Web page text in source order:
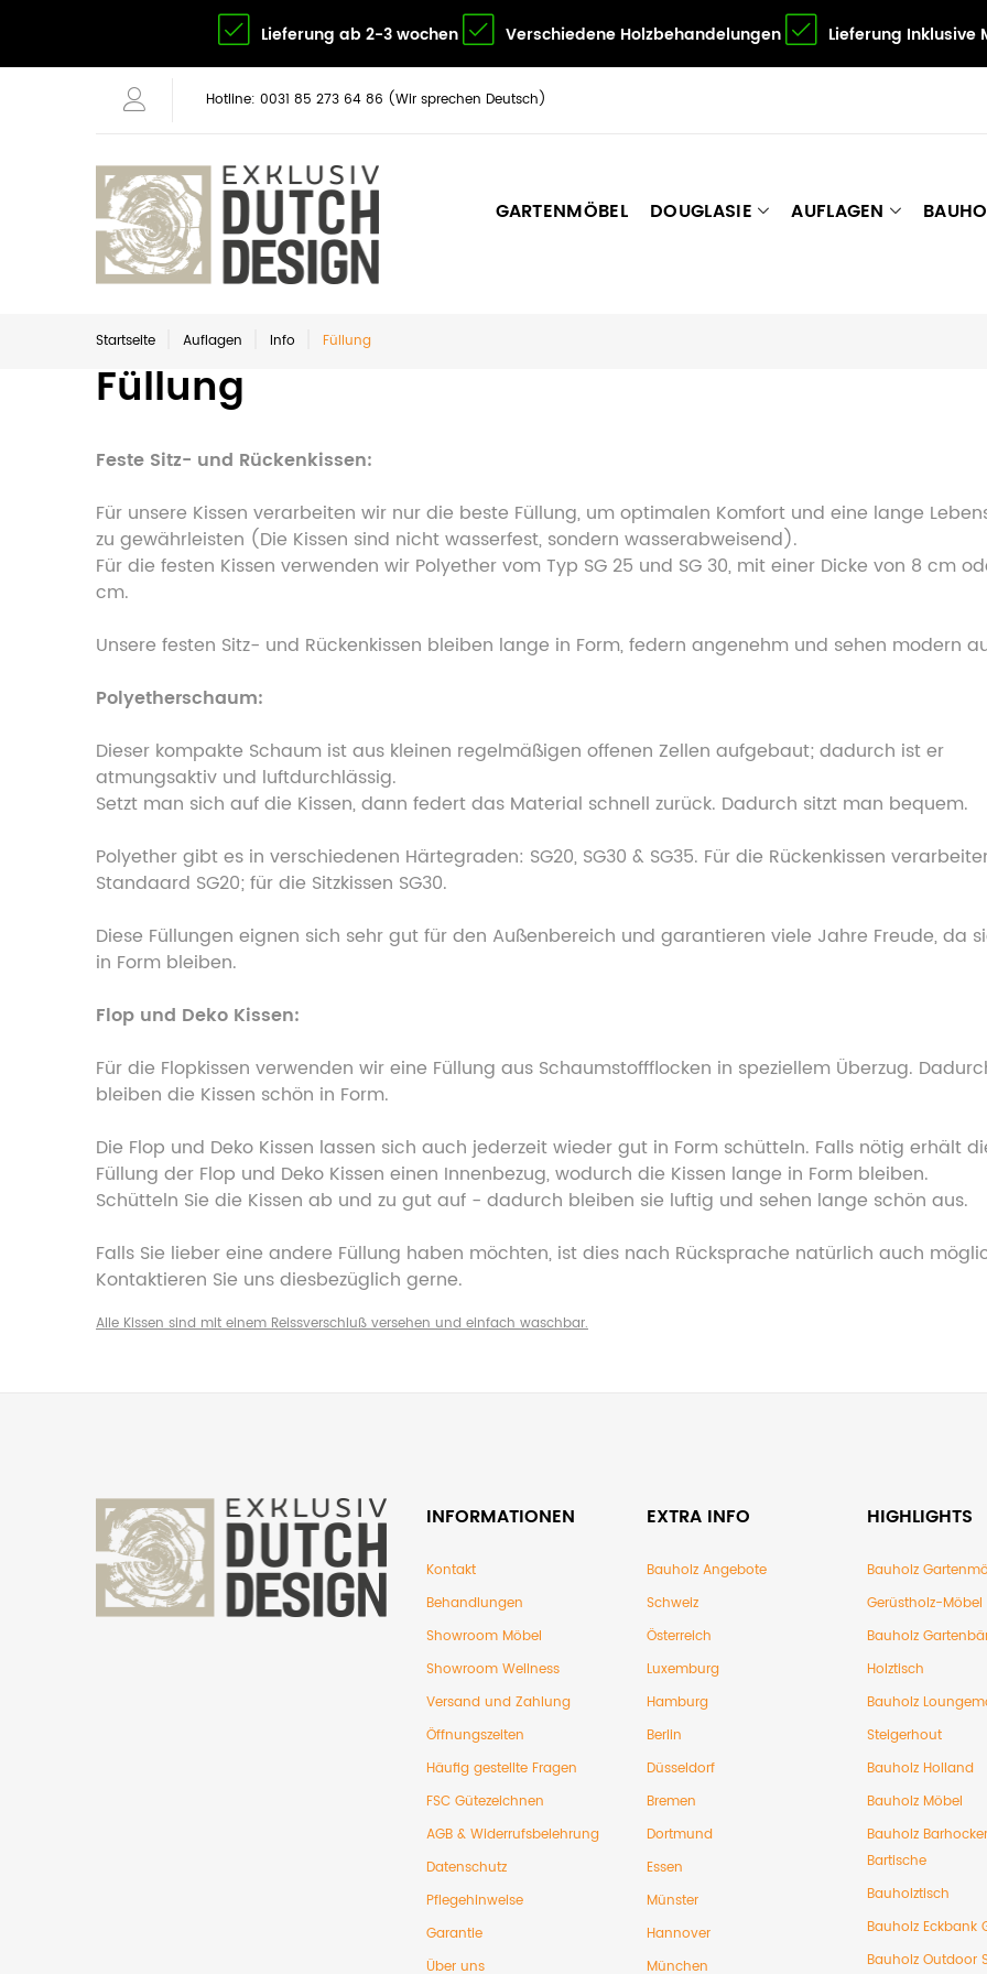
Lieferung ab 2-3 wochen Verschiedene Holzbehandelungen Lieferung Inklusive
Hotline: 0031 85 273 64 86 (Wir sprechen Deutsch)
GARTENMÖBEL DOUGLASIE AUFLAGEN
Startseite Auflagen Info Füllung
Füllung
Feste Sitz- und Rückenkissen:
Für unsere Kissen verarbeiten wir nur die beste Füllung, um optimalen Komfort und eine lange
zu gewährleisten (Die Kissen sind nicht wasserfest, sondern wasserabweisend).
Für die festen Kissen verwenden wir Polyether vom Typ SG 25 und SG 30, mit einer Dicke von 8 cm
cm.
Unsere festen Sitz- und Rückenkissen bleiben lange in Form, federn angenehm und sehen modern
Polyetherschaum:
Dieser kompakte Schaum ist aus kleinen regelmäßigen offenen Zellen aufgebaut; dadurch ist er
atmungsaktiv und luftdurchlässig.
Setzt man sich auf die Kissen, dann federt das Material schnell zurück. Dadurch sitzt man bequem.
Polyether gibt es in verschiedenen Härtegraden: SG20, SG30 & SG35. Für die Rückenkissen
Standaard SG20; für die Sitzkissen SG30.
Diese Füllungen eignen sich sehr gut für den Außenbereich und garantieren viele Jahre Freude, da
in Form bleiben.
Flop und Deko Kissen:
Für die Flopkissen verwenden wir eine Füllung aus Schaumstoffflocken in speziellem Überzug.
bleiben die Kissen schön in Form.
Die Flop und Deko Kissen lassen sich auch jederzeit wieder gut in Form schütteln. Falls nötig erhält
Füllung der Flop und Deko Kissen einen Innenbezug, wodurch die Kissen lange in Form bleiben.
Schütteln Sie die Kissen ab und zu gut auf - dadurch bleiben sie luftig und sehen lange schön aus.
Falls Sie lieber eine andere Füllung haben möchten, ist dies nach Rücksprache natürlich auch
Kontaktieren Sie uns diesbezüglich gerne.
Alle Kissen sind mit einem Reissverschluß versehen und einfach waschbar.
INFORMATIONEN
Kontakt
Behandlungen
Showroom Möbel
Showroom Wellness
Versand und Zahlung
Öffnungszeiten
Häufig gestellte Fragen
FSC Gütezeichnen
AGB & Widerrufsbelehrung
Datenschutz
Pflegehinweise
Garantie
Über uns
EXTRA INFO
Bauholz Angebote
Schweiz
Österreich
Luxemburg
Hamburg
Berlin
Düsseldorf
Bremen
Dortmund
Essen
Münster
Hannover
München
HIGHLIGHTS
Bauholz
Gerüstholz-Möbel
Bauholz
Holztisch
Bauholz
Steigerhout
Bauholz Holland
Bauholz Möbel
Bauholz
Bartische
Bauholztisch
Bauholz Eckbank
Bauholz Outdoor